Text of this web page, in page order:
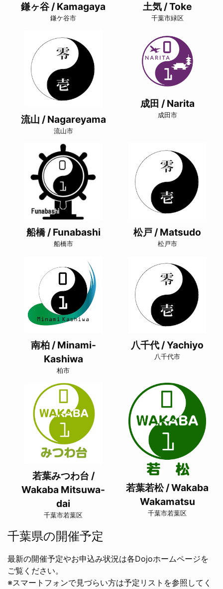
鎌ヶ谷 / Kamagaya
鎌ケ谷市
土気 / Toke
千葉市緑区
流山 / Nagareyama
流山市
成田 / Narita
成田市
船橋 / Funabashi
船橋市
松戸 / Matsudo
松戸市
南柏 / Minami-
Kashiwa
柏市
八千代 / Yachiyo
八千代市
若葉みつわ台 /
Wakaba Mitsuwa-
dai
千葉市若葉区
若葉若松 / Wakaba
Wakamatsu
千葉市若葉区
千葉県の開催予定
最新の開催予定やお申込み状況は各Dojoホームページを
ご覧ください。
※スマートフォンで見づらい方は予定リストを参照してく